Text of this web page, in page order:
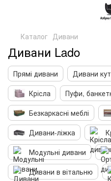
Каталог Дивани
Дивани Lado
Прямі дивани Дивани
Крісла
Пуфи,
Безкаркасні меблі
Дивани-ліжка
Модульні дивани
Дивани в вітальню